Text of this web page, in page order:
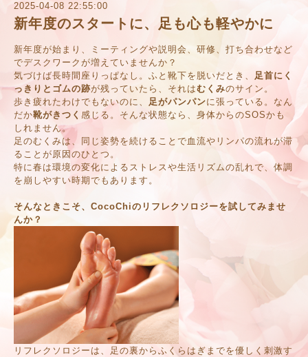
2025-04-08 22:55:00
新年度のスタートに、足も心も軽やかに
新年度が始まり、ミーティングや説明会、研修、打ち合わせなど
でデスクワークが増えていませんか？
気づけば長時間座りっぱなし。ふと靴下を脱いだとき、
足首にく
っきりとゴムの跡が残っていたら、それはむくみのサイン。
歩き疲れたわけでもないのに、
足がパンパンに張っている。なん
だか靴がきつく 感じる。そんな状態なら、身体からのSOSかも
しれません。
足のむくみは、同じ姿勢を続けることで血流やリンパの流れが滞
ることが原因のひとつ。
特に春は環境の変化によるストレスや生活リズムの乱れで、体調
を崩しやすい時期でもあります。
そんなときこそ、CocoChiのリフレクソロジーを試してみませ
んか？
リフレクソロジーは、足の裏からふくらはぎまでを優しく刺激す